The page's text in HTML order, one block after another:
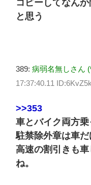
コピーしてなん
と思う
389: 病弱名無しさん
17:37:40.11
>>353
車とバイク両方乗
駐禁除外章は車だ
高速の割引きも
ね。